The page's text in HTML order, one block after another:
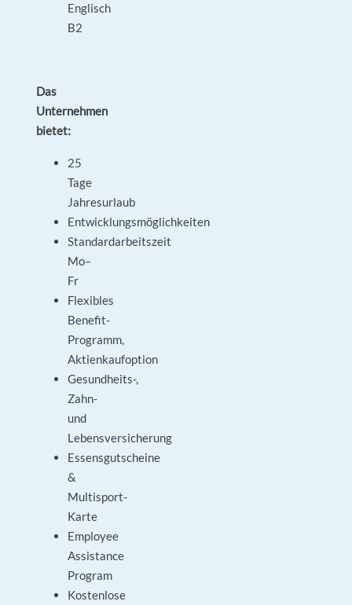
Englisch
B2
Das
Unternehmen
bietet:
25
Tage
Jahresurlaub
Entwicklungsmöglichkeiten
Standardarbeitszeit
Mo–
Fr
Flexibles
Benefit-
Programm,
Aktienkaufoption
Gesundheits-,
Zahn-
und
Lebensversicherung
Essensgutscheine
&
Multisport-
Karte
Employee
Assistance
Program
Kostenlose